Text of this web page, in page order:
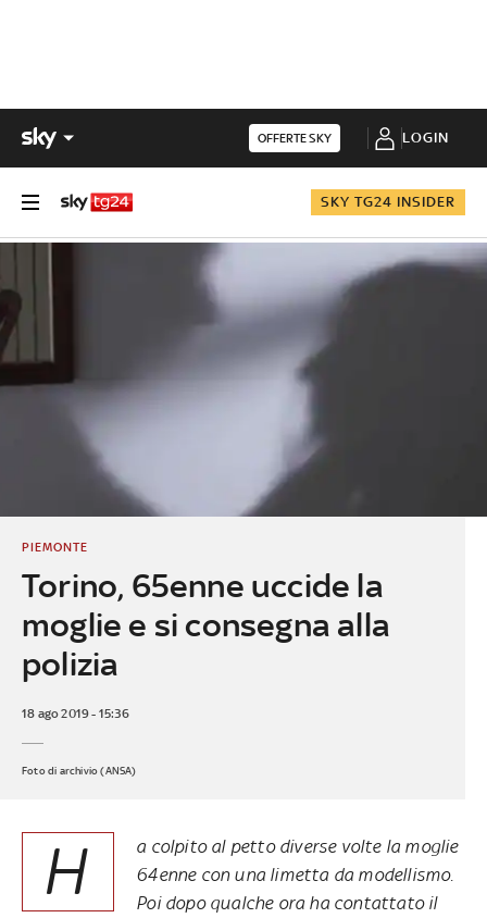
OFFERTE SKY LOGIN
SKY TG24 INSIDER
Torino, 65enne uccide la
moglie e si consegna alla
polizia
PIEMONTE
18 ago 2019 - 15:36
Foto di archivio (ANSA)
H
a colpito al petto diverse volte la moglie
64enne con una limetta da modellismo.
Poi dopo qualche ora ha contattato il